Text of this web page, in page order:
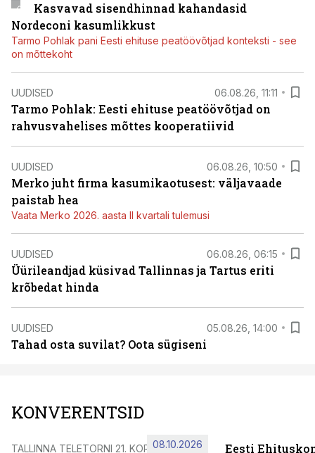
Kasvavad sisendhinnad kahandasid
Nordeconi kasumlikkust
Tarmo Pohlak pani Eesti ehituse peatöövõtjad konteksti - see
on mõttekoht
UUDISED 06.08.26, 11:11
Tarmo Pohlak: Eesti ehituse peatöövõtjad on
rahvusvahelises mõttes kooperatiivid
UUDISED 06.08.26, 10:50
Merko juht firma kasumikaotusest: väljavaade
paistab hea
Vaata Merko 2026. aasta II kvartali tulemusi
UUDISED 06.08.26, 06:15
Üürileandjad küsivad Tallinnas ja Tartus eriti
krõbedat hinda
UUDISED 05.08.26, 14:00
Tahad osta suvilat? Oota sügiseni
KONVERENTSID
TALLINNA TELETORNI 21. KORRUSEL
08.10.2026 Eesti